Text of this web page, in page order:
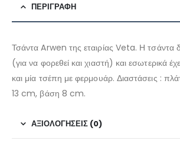
ΠΕΡΙΓΡΑΦΉ
Τσάντα Arwen της εταιρίας Veta. Η τσάντα
(για να φορεθεί και χιαστή) και εσωτερικά
και μία τσέπη με φερμουάρ. Διαστάσεις :
13 cm, βάση 8 cm.
ΑΞΙΟΛΟΓΉΣΕΙΣ (0)